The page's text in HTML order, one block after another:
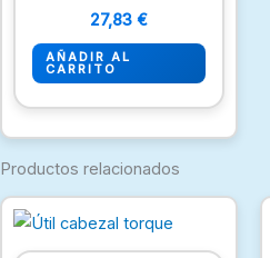
27,83 €
AÑADIR AL
CARRITO
Productos relacionados